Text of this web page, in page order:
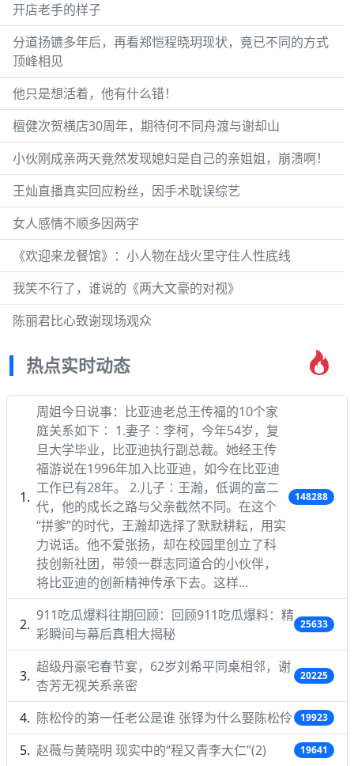
开店老手的样子
分道扬镳多年后，再看郑恺程晓玥现状，竟已不同的方式
顶峰相见
他只是想活着，他有什么错！
檀健次贺横店30周年，期待何不同舟渡与谢却山
小伙刚成亲两天竟然发现媳妇是自己的亲姐姐，崩溃啊！
王灿直播真实回应粉丝，因手术耽误综艺
女人感情不顺多因两字
《欢迎来龙餐馆》：小人物在战火里守住人性底线
我笑不行了，谁说的《两大文豪的对视》
陈丽君比心致谢现场观众
热点实时动态
周姐今日说事：比亚迪老总王传福的10个家
庭关系如下∶ 1.妻子∶李柯，今年54岁，复
旦大学毕业，比亚迪执行副总裁。她经王传
福游说在1996年加入比亚迪，如今在比亚迪
工作已有28年。 2.儿子∶王瀚，低调的富二
代，他的成长之路与父亲截然不同。在这个
“拼爹”的时代，王瀚却选择了默默耕耘，用实
力说话。他不爱张扬，却在校园里创立了科
技创新社团，带领一群志同道合的小伙伴，
将比亚迪的创新精神传承下去。这样...
148288
911吃瓜爆料往期回顾：回顾911吃瓜爆料：精
彩瞬间与幕后真相大揭秘
25633
超级丹豪宅春节宴，62岁刘希平同桌相邻，谢
杏芳无视关系亲密
20225
陈松伶的第一任老公是谁 张铎为什么娶陈松伶 19923
赵薇与黄晓明 现实中的“程又青李大仁”(2) 19641